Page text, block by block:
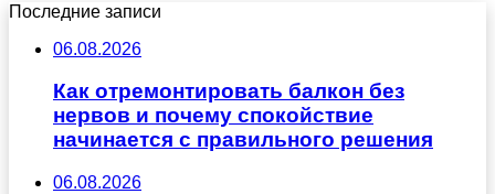
Последние записи
06.08.2026
Как отремонтировать балкон без
нервов и почему спокойствие
начинается с правильного решения
06.08.2026